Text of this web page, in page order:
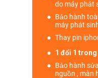
do máy phát
Bảo hành
máy phát
Thay pin
1 đổi 1
Bảo hành
nguồn , màn